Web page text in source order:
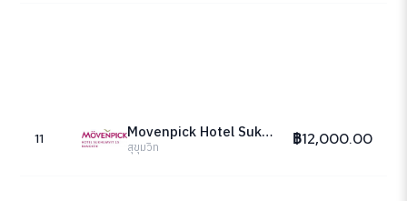
11 Movenpick Hotel Sukhumvit 15 Bangkok
สุขุมวิท ฿12,000.00